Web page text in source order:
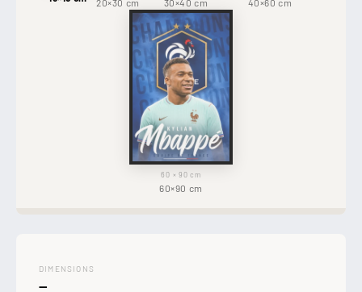
20×30 cm 30×40 cm 40×60 cm
60 × 90 cm
60×90 cm
DIMENSIONS
—